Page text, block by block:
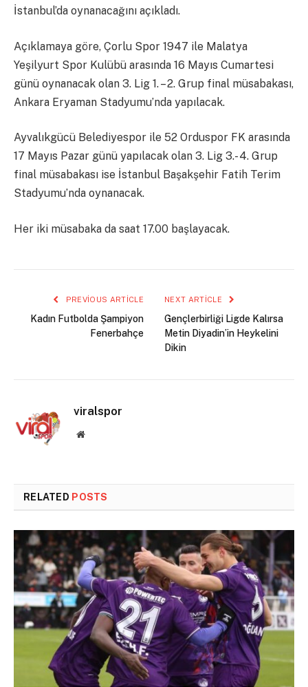
İstanbul’da oynanacağını açıkladı.
Açıklamaya göre, Çorlu Spor 1947 ile Malatya
Yeşilyurt Spor Kulübü arasında 16 Mayıs Cumartesi
günü oynanacak olan 3. Lig 1. – 2. Grup final müsabakası,
Ankara Eryaman Stadyumu’nda yapılacak.
Ayvalıkgücü Belediyespor ile 52 Orduspor FK arasında
17 Mayıs Pazar günü yapılacak olan 3. Lig 3.- 4. Grup
final müsabakası ise İstanbul Başakşehir Fatih Terim
Stadyumu’nda oynanacak.
Her iki müsabaka da saat 17.00 başlayacak.
PREVIOUS ARTICLE
Kadın Futbolda Şampiyon
Fenerbahçe
NEXT ARTICLE
Gençlerbirliği Ligde Kalırsa
Metin Diyadin’in Heykelini
Dikin
viralspor
Website
RELATED POSTS